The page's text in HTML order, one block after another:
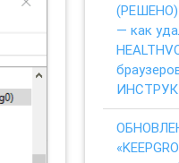
(РЕШЕНО)
— как